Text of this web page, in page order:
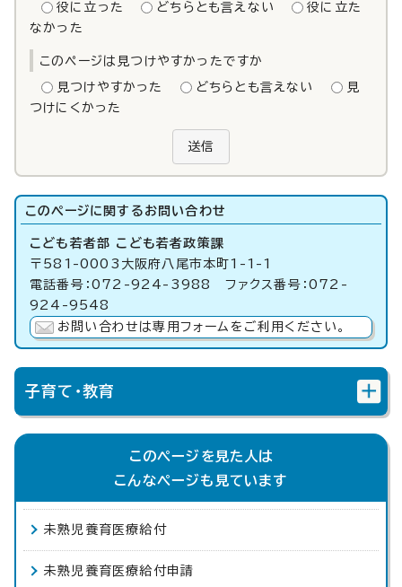
役に立った どちらとも言えない
役に立た
なかった
このページは見つけやすかったですか
見つけやすかった どちらとも言えない
見
つけにくかった
送信
このページに関する お問い合わせ
こども若者部 こども若者政策課
〒581-0003大阪府八尾市本町1-1-1
電話番号：072-924-3988 ファクス番号：072-
924-9548
お問い合わせは専用フォームをご利用ください。
子育て・教育
このページを見た人は
こんなページも見ています
未熟児養育医療給付
未熟児養育医療給付申請